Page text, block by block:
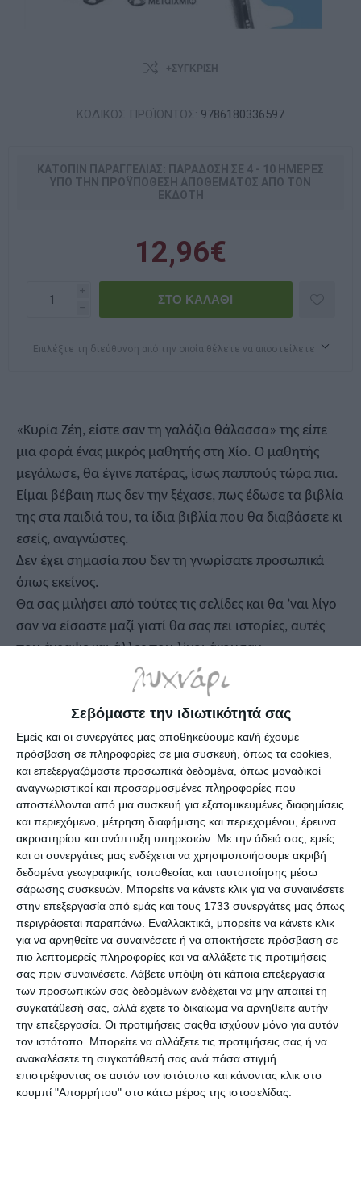
Σεβόμαστε την ιδιωτικότητά σας
Εμείς και οι συνεργάτες μας αποθηκεύουμε και/ή έχουμε
πρόσβαση σε πληροφορίες σε μια συσκευή, όπως τα cookies,
και επεξεργαζόμαστε προσωπικά δεδομένα, όπως μοναδικοί
αναγνωριστικοί και προσαρμοσμένες πληροφορίες που
αποστέλλονται από μια συσκευή για εξατομικευμένες διαφημίσεις
και περιεχόμενο, μέτρηση διαφήμισης και περιεχομένου, έρευνα
ακροατηρίου και ανάπτυξη υπηρεσιών. Με την άδειά σας, εμείς
και οι συνεργάτες μας ενδέχεται να χρησιμοποιήσουμε ακριβή
δεδομένα γεωγραφικής τοποθεσίας και ταυτοποίησης μέσω
σάρωσης συσκευών. Μπορείτε να κάνετε κλικ για να συναινέσετε
στην επεξεργασία από εμάς και τους 1733 συνεργάτες μας όπως
περιγράφεται παραπάνω. Εναλλακτικά, μπορείτε να κάνετε κλικ
για να αρνηθείτε να συναινέσετε ή να αποκτήσετε πρόσβαση σε
πιο λεπτομερείς πληροφορίες και να αλλάξετε τις προτιμήσεις
σας πριν συναινέσετε. Λάβετε υπόψη ότι κάποια επεξεργασία
των προσωπικών σας δεδομένων ενδέχεται να μην απαιτεί τη
συγκατάθεσή σας, αλλά έχετε το δικαίωμα να αρνηθείτε αυτήν
την επεξεργασία. Οι προτιμήσεις σαςθα ισχύουν μόνο για αυτόν
τον ιστότοπο. Μπορείτε να αλλάξετε τις προτιμήσεις σας ή να
ανακαλέσετε τη συγκατάθεσή σας ανά πάσα στιγμή
επιστρέφοντας σε αυτόν τον ιστότοπο και κάνοντας κλικ στο
κουμπί "Απορρήτου" στο κάτω μέρος της ιστοσελίδας.
+ΣΎΓΚΡΙΣΗ
ΚΩΔΙΚΟΣ ΠΡΟΪΟΝΤΟΣ: 9786180336597
ΚΑΤΌΠΙΝ ΠΑΡΑΓΓΕΛΊΑΣ: ΠΑΡΆΔΟΣΗ ΣΕ 4 - 10 ΗΜΈΡΕΣ
ΥΠΌ ΤΗΝ ΠΡΟΫΠΌΘΕΣΗ ΑΠΟΘΈΜΑΤΟΣ ΑΠΌ ΤΟΝ
ΕΚΔΌΤΗ
12,96€
i
h
Επιλέξτε τη διεύθυνση από την οποία θέλετε να αποστείλετε
«Κυρία Ζέη, είστε σαν τη γαλάζια θάλασσα» της είπε
μια φορά ένας μικρός μαθητής στη Χίο. Ο μαθητής
μεγάλωσε, θα έγινε πατέρας, ίσως παππούς τώρα πια.
Είμαι βέβαιη πως δεν την ξέχασε, πως έδωσε τα βιβλία
της στα παιδιά του, τα ίδια βιβλία που θα διαβάσετε κι
εσείς, αναγνώστες.
Δεν έχει σημασία που δεν τη γνωρίσατε προσωπικά
όπως εκείνος.
Θα σας μιλήσει από τούτες τις σελίδες και θα ’ναι λίγο
σαν να είσαστε μαζί γιατί θα σας πει ιστορίες, αυτές
που έγραψε και άλλες που λίγοι άκουσαν.
Θα τη συναντήσετε πάντα με μάτια που έλαμπαν!
Προδιαγραφές προϊόντων
978-618-03-3659-7
Σελίδες 128
Ημερομηνία
έκδοσης
11.2023
Προτεινόμενη
Ηλικία
Από 12 ετών
Χαρακτηριστικό
Βιβλίων
Μαλακό Εξώφυλλο
Διαστάσεις σε
cm.
14 x 21
Εκδότης Μεταίχμιο